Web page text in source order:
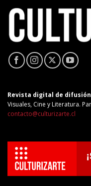
Revista digital de
Visuales, Cine y Literatura.
contacto@culturizarte.cl